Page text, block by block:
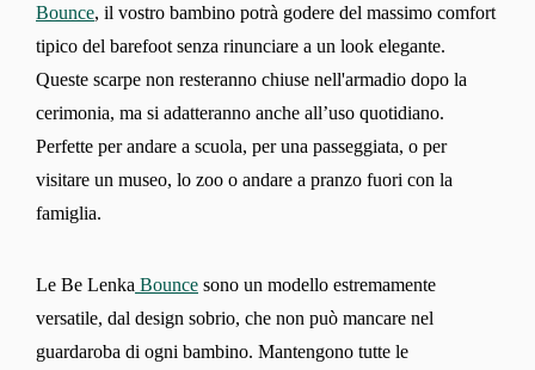
Bounce, il vostro bambino potrà godere del massimo comfort
tipico del barefoot senza rinunciare a un look elegante.
Queste scarpe non resteranno chiuse nell'armadio dopo la
cerimonia, ma si adatteranno anche all’uso quotidiano.
Perfette per andare a scuola, per una passeggiata, o per
visitare un museo, lo zoo o andare a pranzo fuori con la
famiglia.
Le Be Lenka Bounce sono un modello estremamente
versatile, dal design sobrio, che non può mancare nel
guardaroba di ogni bambino. Mantengono tutte le